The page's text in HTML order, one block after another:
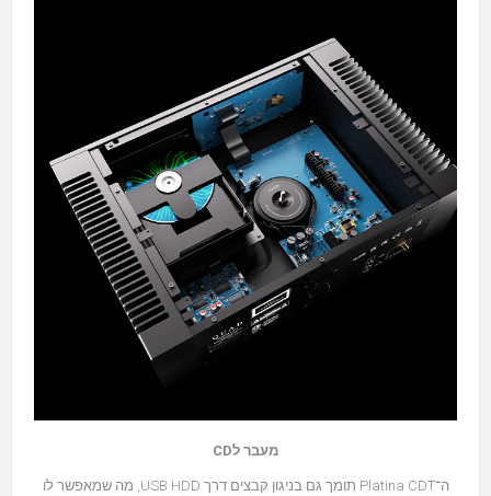
מעבר לCD
ה־Platina CDT תומך גם בניגון קבצים דרך USB HDD, מה שמאפשר לו